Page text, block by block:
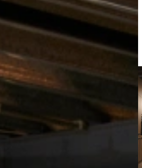
van de Carribean
van de Caribbean Keukenacties!
koken!
Kom naar de grootste showrooms
gezellig een dagje keukeninspiratie